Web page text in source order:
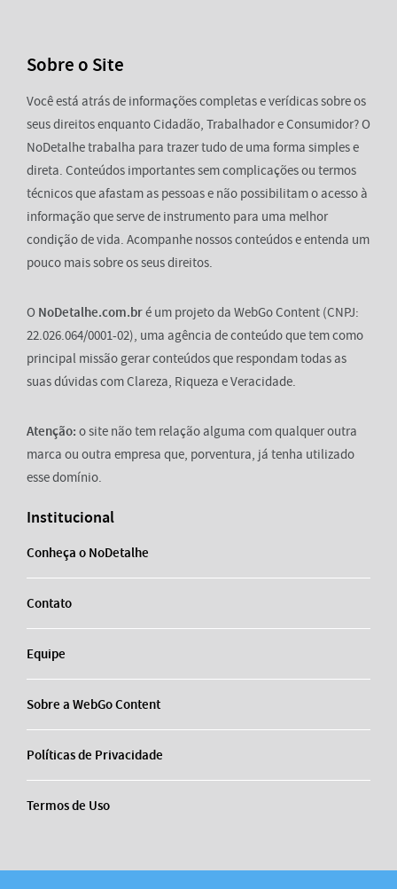
Sobre o Site
Você está atrás de informações completas e verídicas sobre os
seus direitos enquanto Cidadão, Trabalhador e Consumidor? O
NoDetalhe trabalha para trazer tudo de uma forma simples e
direta. Conteúdos importantes sem complicações ou termos
técnicos que afastam as pessoas e não possibilitam o acesso à
informação que serve de instrumento para uma melhor
condição de vida. Acompanhe nossos conteúdos e entenda um
pouco mais sobre os seus direitos.
O NoDetalhe.com.bré um projeto da WebGo Content (CNPJ:
22.026.064/0001-02), uma agência de conteúdo que tem como
principal missão gerar conteúdos que respondam todas as
suas dúvidas com Clareza, Riqueza e Veracidade.
Atenção: o site não tem relação alguma com qualquer outra
marca ou outra empresa que, porventura, já tenha utilizado
esse domínio.
Institucional
Conheça o NoDetalhe
Contato
Equipe
Sobre a WebGo Content
Políticas de Privacidade
Termos de Uso